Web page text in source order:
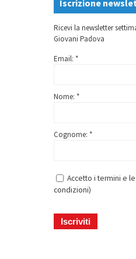
Iscrizione
Ricevi la newsletter
Giovani Padova
Email: *
Nome: *
Cognome: *
Accetto i termini e
condizioni)